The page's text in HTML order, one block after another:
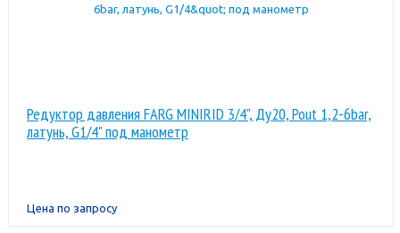
Редуктор давления FARG MINIRID 3/4", Ду20, Pout 1,2-6bar,
латунь, G1/4" под манометр
Цена по запросу